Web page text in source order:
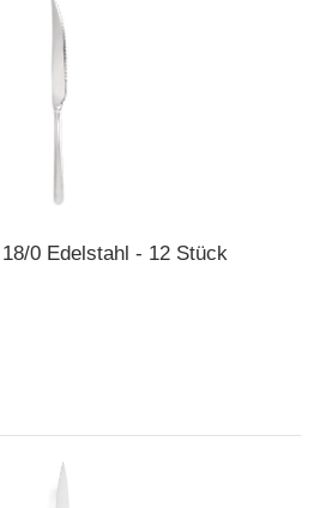
0 Edelstahl - 12 Stück